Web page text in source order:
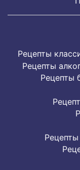
Рецепты
Рецепты
Рецепты